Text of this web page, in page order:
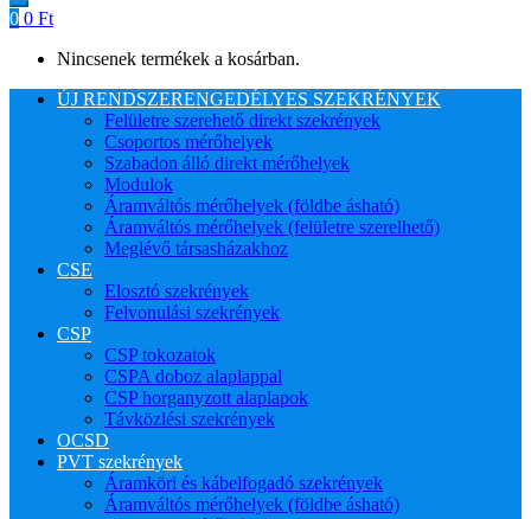
0 0 Ft
Nincsenek termékek a kosárban.
ÚJ RENDSZERENGEDÉLYES SZEKRÉNYEK
Felületre szerehető direkt szekrények
Csoportos mérőhelyek
Szabadon álló direkt mérőhelyek
Modulok
Áramváltós mérőhelyek (földbe ásható)
Áramváltós mérőhelyek (felületre szerelhető)
Meglévő társasházakhoz
CSE
Elosztó szekrények
Felvonulási szekrények
CSP
CSP tokozatok
CSPA doboz alaplappal
CSP horganyzott alaplapok
Távközlési szekrények
OCSD
PVT szekrények
Áramköri és kábelfogadó szekrények
Áramváltós mérőhelyek (földbe ásható)